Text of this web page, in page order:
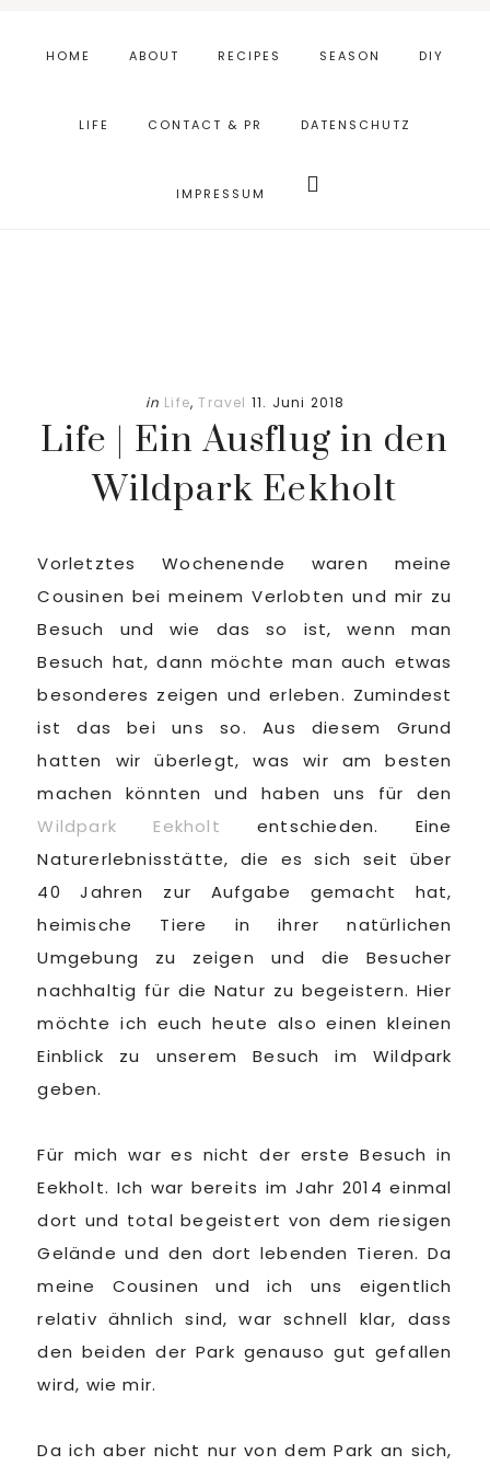
Fußzeile
HOME ABOUT RECIPES SEASON DIY
LIFE CONTACT & PR DATENSCHUTZ
IMPRESSUM durchsuchen
in Life,Travel 11. Juni 2018
Life | Ein Ausflug in den
Wildpark Eekholt
Vorletztes Wochenende waren meine
Cousinen bei meinem Verlobten und mir zu
Besuch und wie das so ist, wenn man
Besuch hat, dann möchte man auch etwas
besonderes zeigen und erleben. Zumindest
ist das bei uns so. Aus diesem Grund
hatten wir überlegt, was wir am besten
machen könnten und haben uns für den
Wildpark Eekholt entschieden. Eine
Naturerlebnisstätte, die es sich seit über
40 Jahren zur Aufgabe gemacht hat,
heimische Tiere in ihrer natürlichen
Umgebung zu zeigen und die Besucher
nachhaltig für die Natur zu begeistern. Hier
möchte ich euch heute also einen kleinen
Einblick zu unserem Besuch im Wildpark
geben.
Für mich war es nicht der erste Besuch in
Eekholt. Ich war bereits im Jahr 2014 einmal
dort und total begeistert von dem riesigen
Gelände und den dort lebenden Tieren. Da
meine Cousinen und ich uns eigentlich
relativ ähnlich sind, war schnell klar, dass
den beiden der Park genauso gut gefallen
wird, wie mir.
Da ich aber nicht nur von dem Park an sich,